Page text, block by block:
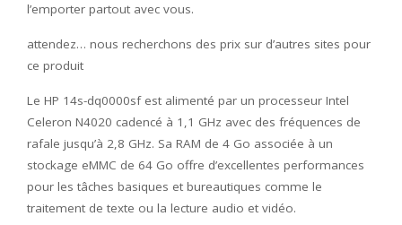
l’emporter partout avec vous.
attendez… nous recherchons des prix sur d’autres sites pour
ce produit
Le HP 14s-dq0000sf est alimenté par un processeur Intel
Celeron N4020 cadencé à 1,1 GHz avec des fréquences de
rafale jusqu’à 2,8 GHz. Sa RAM de 4 Go associée à un
stockage eMMC de 64 Go offre d’excellentes performances
pour les tâches basiques et bureautiques comme le
traitement de texte ou la lecture audio et vidéo.